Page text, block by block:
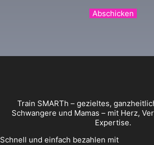
Abschicken
Train SMARTh – gezieltes,
Schwangere und Mamas – mit Herz,
Expertise.
Schnell und einfach bezahlen mit